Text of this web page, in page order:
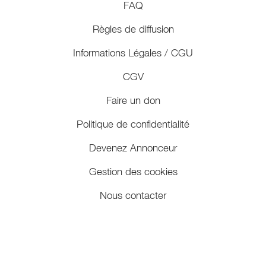
FAQ
Règles de diffusion
Informations Légales / CGU
CGV
Faire un don
Politique de confidentialité
Devenez Annonceur
Gestion des cookies
Nous contacter